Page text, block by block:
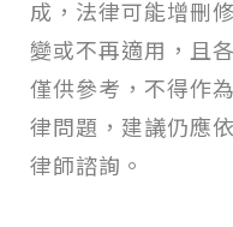
成，法律可能增刪
變或不再適用，且
僅供參考，不得作
律問題，建議仍應
律師諮詢。